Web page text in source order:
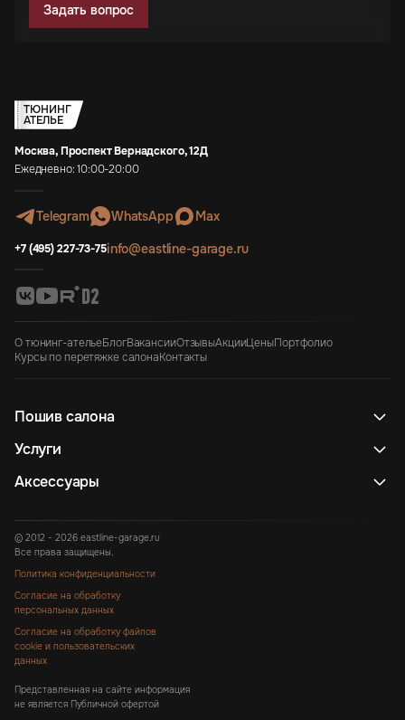
Задать вопрос
ТЮНИНГ
АТЕЛЬЕ
Москва, Проспект Вернадского, 12Д
Ежедневно: 10:00-20:00
Telegram WhatsApp Max
+7 (495) 227-73-75info@eastline-garage.ru
О тюнинг-ательеБлогВакансииОтзывыАкцииЦеныПортфолио
Курсы по перетяжке салонаКонтакты
Пошив салона
Услуги
Аксессуары
© 2012 - 2026 eastline-garage.ru
Все права защищены.
Политика конфиденциальности
Согласие на обработку
персональных данных
Согласие на обработку файлов
cookie и пользовательских
данных
Представленная на сайте информация
не является Публичной офертой